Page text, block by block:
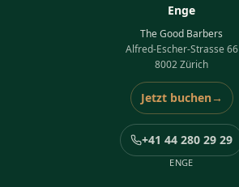
Enge
The Good Barbers
Alfred-Escher-Strasse 66
8002 Zürich
Jetzt buchen→
+41 44 280 29 29
ENGE